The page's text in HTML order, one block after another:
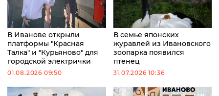
В Иванове открыли
платформы "Красная
Талка" и "Курьяново" для
городской электрички
01.08.2026 09:50
В семье японских
журавлей из Ивановского
зоопарка появился
птенец
31.07.2026 10:36